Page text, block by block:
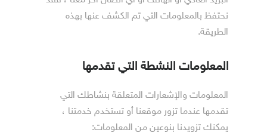
نحتفظ بالمعلومات التي تم الكشف عنها بهذه
الطريقة.
المعلومات النشطة التي تقدمها
المعلومات والإشعارات المتعلقة بنشاطك التي
تقدمها عندما تزور موقعنا أو تستخدم خدمتنا ،
يمكنك تزويدنا بنوعين من المعلومات: